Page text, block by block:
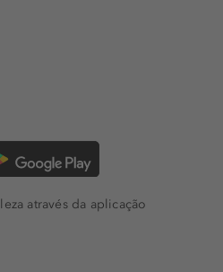
através da aplicação